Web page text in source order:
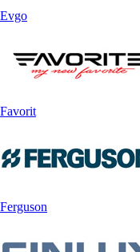
Evgo
Favorit
Ferguson